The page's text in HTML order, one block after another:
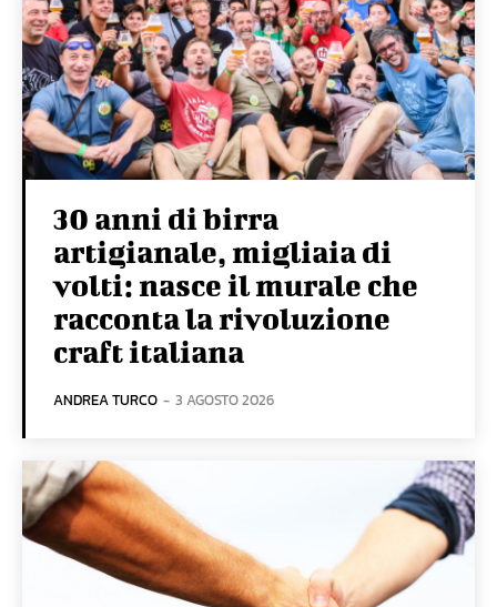
30 anni di birra
artigianale, migliaia di
volti: nasce il murale che
racconta la rivoluzione
craft italiana
ANDREA TURCO - 3 AGOSTO 2026